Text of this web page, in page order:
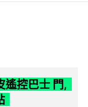
遙控巴士 門,